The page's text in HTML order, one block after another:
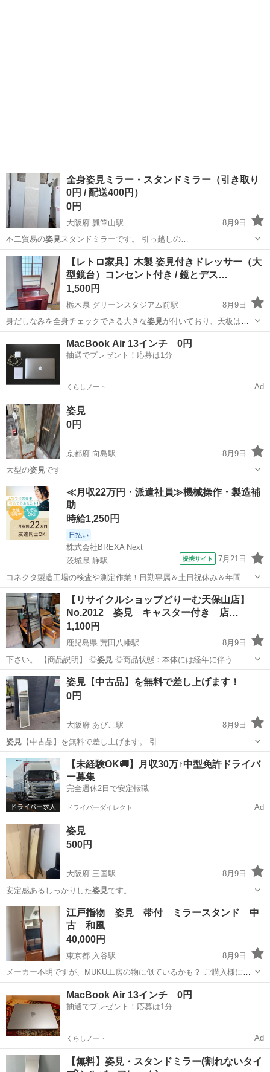
でとりに来ていただけると助かります。
全身姿見ミラー・スタンドミラー（引き取り
0円 / 配送400円）
0円
大阪府 瓢箪山駅
8月9日
不二貿易の姿見 スタンドミラーです。 引っ越しの…
大阪 東大阪市 瓢箪山駅 ミラー/鏡
【レトロ家具】木製 姿見付きドレッサー（大
型鏡台）コンセント付き / 鏡とデス…
1,500円
栃木県 グリーンスタジアム前駅
8月9日
身だしなみを全身チェックできる大きな姿見が付いており、天板はガ
ラス仕様でお手入…
宇都宮市 グリーンスタジアム前駅 ドレッサー
MacBook Air 13インチ 0円
抽選でプレゼント！応募は1分
くらしノート Ad
姿見
0円
京都府 向島駅
8月9日
大型の姿見です
京都 京都市 向島駅 家具
≪月収22万円・派遣社員≫機械操作・製造補
助
時給1,250円
日払い
株式会社BREXA Next
茨城県 静駅
提携サイト 7月21日
コネクタ製造工場の検査や測定作業！日勤専属＆土日祝休み＆年間休
日128日★クリーンルーム内作業★マイカー通勤OK＆無料駐車場あり
★就業先食堂利用可！日払い制度あり！《茨城県常陸大宮市》 人気の
工場のお仕事 ◇コネクタ製造工...
茨城 常陸大宮市 静駅
【リサイクルショップどりーむ天保山店】
No.2012 姿見 キャスター付き 店…
1,100円
鹿児島県 荒田八幡駅
8月9日
下さい。 【商品説明】 ◎姿見 ◎商品状態：本体には経年に伴う…
鹿児島 鹿児島市 荒田八幡駅 ミラー/鏡
姿見【中古品】を無料で差し上げます！
0円
大阪府 あびこ駅
8月9日
姿見
【中古品】を無料で差し上げます。 引…
大阪 大阪市 あびこ駅 ドレッサー
【未経験OK🚚】月収30万↑中型免許ドライバ
ー募集
完全週休2日で安定転職
ドライバーダイレクト Ad
姿見
500円
大阪府 三国駅
8月9日
安定感あるしっかりした姿見です。
大阪 大阪市 三国駅 ミラー/鏡
江戸指物 姿見 帯付 ミラースタンド 中
古 和風
40,000円
東京都 入谷駅
8月9日
メーカー不明ですが、MUKU工房の物に似ているかも？ ご購入様にて
ご確認ください。 簡単清掃のみ。現状渡し。 ※なるべく早く取りに来
ていただける方を優先させていただきます。 ※メッセージに取りに来
られる日時希望を3個ご記...
ミラー/鏡
MacBook Air 13インチ 0円
抽選でプレゼント！応募は1分
くらしノート Ad
【無料】姿見・スタンドミラー(割れないタイ